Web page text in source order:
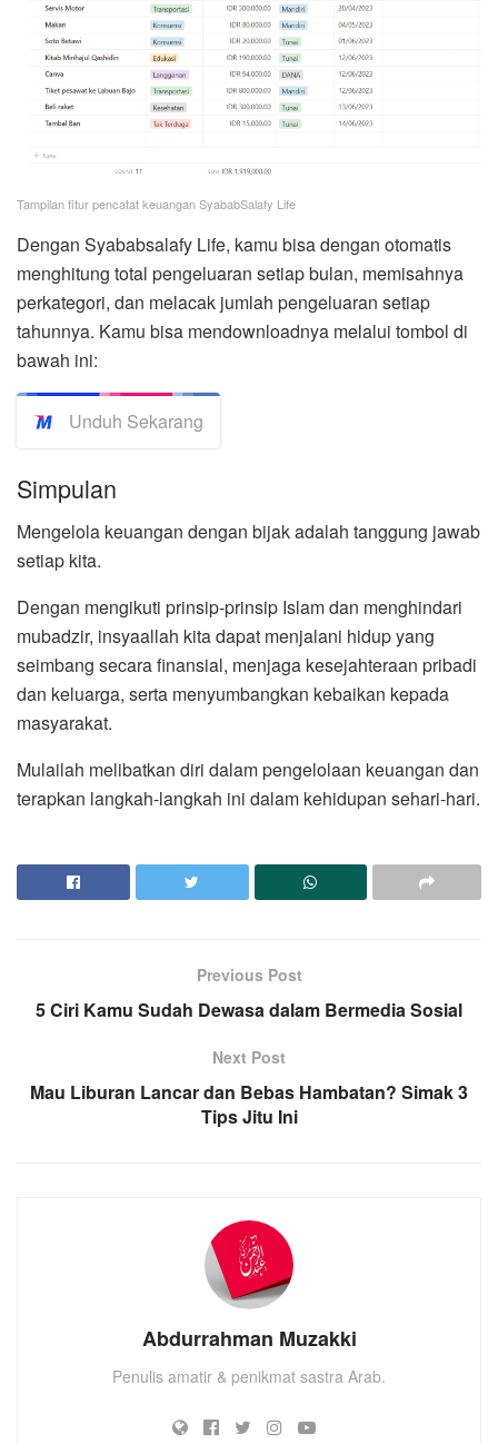
Tampilan fitur pencatat keuangan SyababSalafy Life
Dengan Syababsalafy Life, kamu bisa dengan otomatis
menghitung total pengeluaran setiap bulan, memisahnya
perkategori, dan melacak jumlah pengeluaran setiap
tahunnya. Kamu bisa mendownloadnya melalui tombol di
bawah ini:
Unduh Sekarang
Simpulan
Mengelola keuangan dengan bijak adalah tanggung jawab
setiap kita.
Dengan mengikuti prinsip-prinsip Islam dan menghindari
mubadzir, insyaallah kita dapat menjalani hidup yang
seimbang secara finansial, menjaga kesejahteraan pribadi
dan keluarga, serta menyumbangkan kebaikan kepada
masyarakat.
Mulailah melibatkan diri dalam pengelolaan keuangan dan
terapkan langkah-langkah ini dalam kehidupan sehari-hari.
Previous Post
5 Ciri Kamu Sudah Dewasa dalam Bermedia Sosial
Next Post
Mau Liburan Lancar dan Bebas Hambatan? Simak 3
Tips Jitu Ini
Abdurrahman Muzakki
Penulis amatir & penikmat sastra Arab.